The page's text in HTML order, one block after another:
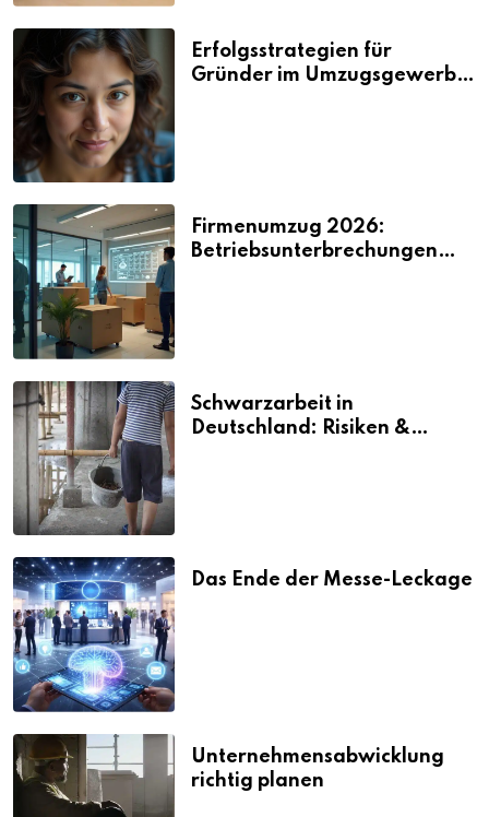
Erfolgsstrategien für
Gründer im Umzugsgewerbe
Firmenumzug 2026:
Betriebsunterbrechungen
Schwarzarbeit in
Deutschland: Risiken &
Das Ende der Messe-Leckage
Unternehmensabwicklung
richtig planen